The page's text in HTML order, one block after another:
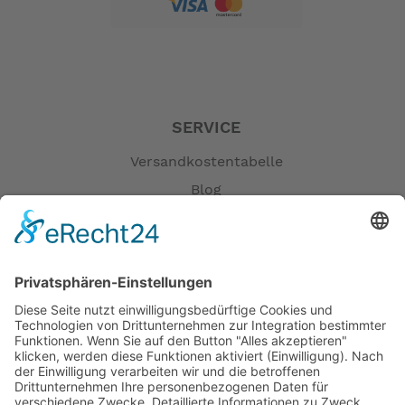
Schaltung: V-N-R
Überhitzungsalarm: Nein
Drehzahlbegrenzer: Ja
Notstopschalter: Ja
Startsystem: Handstarter
Trimmanlage: Manuell 5-Stufig
Länge (mm): 525
Breite (mm): 350
Höhe (mm): 1005
Transom Höhe (mm): 445
Trockengewicht (kg): 27
SERVICE
Versandkostentabelle
Blog
Öffnungszeiten
Versandpartner
Verfügbarkeiten
Zahlung und Versand